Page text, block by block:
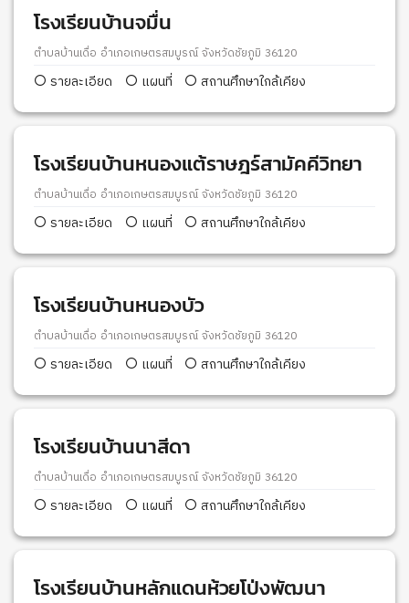
โรงเรียนบ้านจมื่น
ตำบลบ้านเดื่อ อำเภอเกษตรสมบูรณ์ จังหวัดชัยภูมิ 36120
รายละเอียด แผนที่ สถานศึกษาใกล้เคียง
โรงเรียนบ้านหนองแต้ราษฎร์สามัคคีวิทยา
ตำบลบ้านเดื่อ อำเภอเกษตรสมบูรณ์ จังหวัดชัยภูมิ 36120
รายละเอียด แผนที่ สถานศึกษาใกล้เคียง
โรงเรียนบ้านหนองบัว
ตำบลบ้านเดื่อ อำเภอเกษตรสมบูรณ์ จังหวัดชัยภูมิ 36120
รายละเอียด แผนที่ สถานศึกษาใกล้เคียง
โรงเรียนบ้านนาสีดา
ตำบลบ้านเดื่อ อำเภอเกษตรสมบูรณ์ จังหวัดชัยภูมิ 36120
รายละเอียด แผนที่ สถานศึกษาใกล้เคียง
โรงเรียนบ้านหลักแดนห้วยโป่งพัฒนา